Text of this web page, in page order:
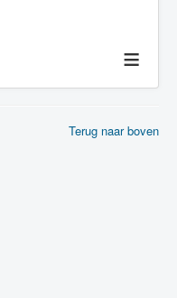
≡
Terug naar boven